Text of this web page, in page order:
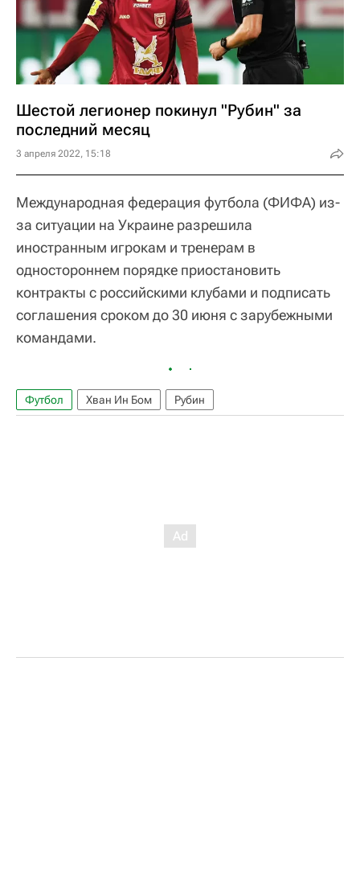
Шестой легионер покинул "Рубин" за
последний месяц
3 апреля 2022, 15:18
Международная федерация футбола (ФИФА) из-
за ситуации на Украине разрешила
иностранным игрокам и тренерам в
одностороннем порядке приостановить
контракты с российскими клубами и подписать
соглашения сроком до 30 июня с зарубежными
командами.
Футбол Хван Ин Бом Рубин